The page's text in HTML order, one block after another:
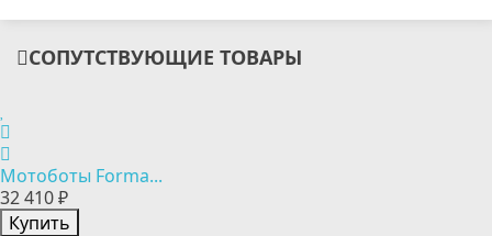
СОПУТСТВУЮЩИЕ ТОВАРЫ
Мотоботы Forma...
32 410 ₽
Купить